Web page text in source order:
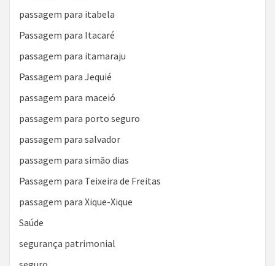
passagem para itabela
Passagem para Itacaré
passagem para itamaraju
Passagem para Jequié
passagem para maceió
passagem para porto seguro
passagem para salvador
passagem para simão dias
Passagem para Teixeira de Freitas
passagem para Xique-Xique
Saúde
segurança patrimonial